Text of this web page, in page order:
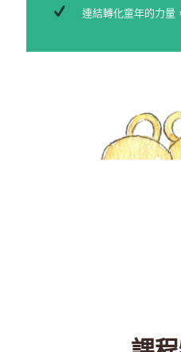
連結轉化童年的力量